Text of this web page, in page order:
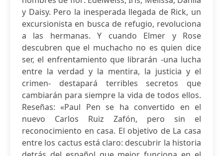
y Daisy. Pero la inesperada llegada de Rick, un
excursionista en busca de refugio, revoluciona
a las hermanas. Y cuando Elmer y Rose
descubren que el muchacho no es quien dice
ser, el enfrentamiento que librarán -una lucha
entre la verdad y la mentira, la justicia y el
crimen- destapará terribles secretos que
cambiarán para siempre la vida de todos ellos.
Reseñas: «Paul Pen se ha convertido en el
nuevo Carlos Ruiz Zafón, pero sin el
reconocimiento en casa. El objetivo de La casa
entre los cactus está claro: descubrir la historia